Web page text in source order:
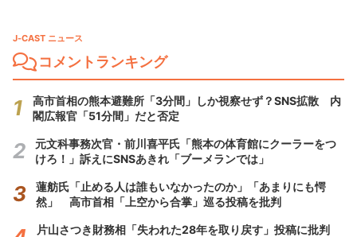
J-CAST ニュース
コメントランキング
高市首相の熊本避難所「3分間」しか視察せず？SNS拡散 内
閣広報官「51分間」だと否定
元文科事務次官・前川喜平氏「熊本の体育館にクーラーをつ
けろ！」訴えにSNSあきれ「ブーメランでは」
蓮舫氏「止める人は誰もいなかったのか」「あまりにも愕
然」 高市首相「上空から合掌」巡る投稿を批判
片山さつき財務相「失われた28年を取り戻す」投稿に批判